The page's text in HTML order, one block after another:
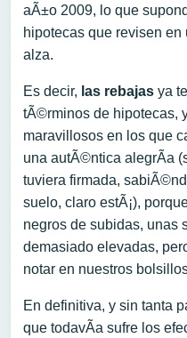
aÃ±o 2009, lo que
hipotecas que revisen en
alza.
Es decir, las rebajas ya
tÃ©rminos de hipotecas,
maravillosos en los que
una autÃ©ntica alegrÃ­a
tuviera firmada,
suelo, claro estÃ¡),
negros de subidas, unas
demasiado elevadas,
notar en nuestros
En definitiva, y sin tanta
que todavÃ­a sufre los